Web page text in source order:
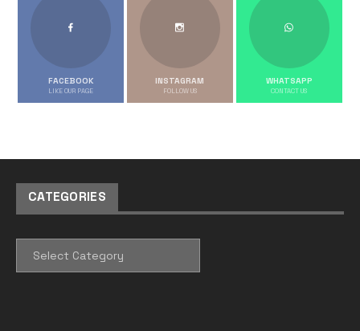
FACEBOOK
LIKE OUR PAGE
INSTAGRAM
FOLLOW US
WHATSAPP
CONTACT US
CATEGORIES